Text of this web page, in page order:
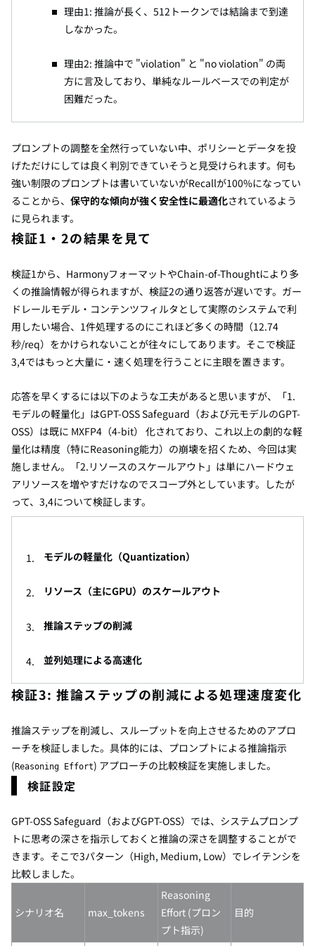
理由1: 推論が長く、 512トークンでは結論まで到達
しなかった。
理由2: 推論中で "violation" と "no violation" の両
方に言及しており、単純なルールベースでの判定が
困難だった。
プロンプトの調整を全然行っていない中、ポリシーとデータを投
げただけにしては良く判別できていそうと見受けられます。何も
強い制限のプロンプトは書いていないがRecallが100%になってい
ることから、 保守的な傾向が強く安全性に最適化されているよう
に見られます。
検証1・2の結果を見て
検証1から、HarmonyフォーマットやChain-of-Thoughtにより多
くの推論情報が得られますが、検証2の通り返答が遅いです。ガー
ドレールモデル・コンテンツフィルタとして実際のシステムで利
用したい場合、1件処理するのにこれほど多くの時間（12.74
秒/req）をかけられないことが往々にしてあります。そこで検証
3,4ではもっと大量に・速く処理を行うことに主眼を置きます。
応答を早くするには以下のような工夫があると思いますが、「1.
モデルの軽量化」はGPT-OSS Safeguard（および元モデルのGPT-
OSS）は既に MXFP4（4-bit） 化されており、これ以上の劇的な軽
量化は精度（特にReasoning能力）の崩壊を招くため、今回は実
施しません。「2.リソースのスケールアウト」は単にハードウェ
アリソースを増やすだけなのでスコープ外としています。したが
って、3,4について検証します。
モデルの軽量化（Quantization）
リソース（主にGPU）のスケールアウト
推論ステップの削減
並列処理による高速化
検証3:推論ステップの削減による処理速度変化
推論ステップを削減し、スループットを向上させるためのアプロ
ーチを検証しました。具体的には、プロンプトによる推論指示
( Reasoning Effort) アプローチの比較検証を実施しました。
検証設定
GPT-OSS Safeguard（およびGPT-OSS）では、システムプロンプ
トに思考の深さを指示しておくと推論の深さを調整することがで
きます。そこで3パターン（High, Medium, Low）でレイテンシを
比較しました。
シナリオ名 max_tokens
Reasoning
Effort (プロン
プト指示)
目的